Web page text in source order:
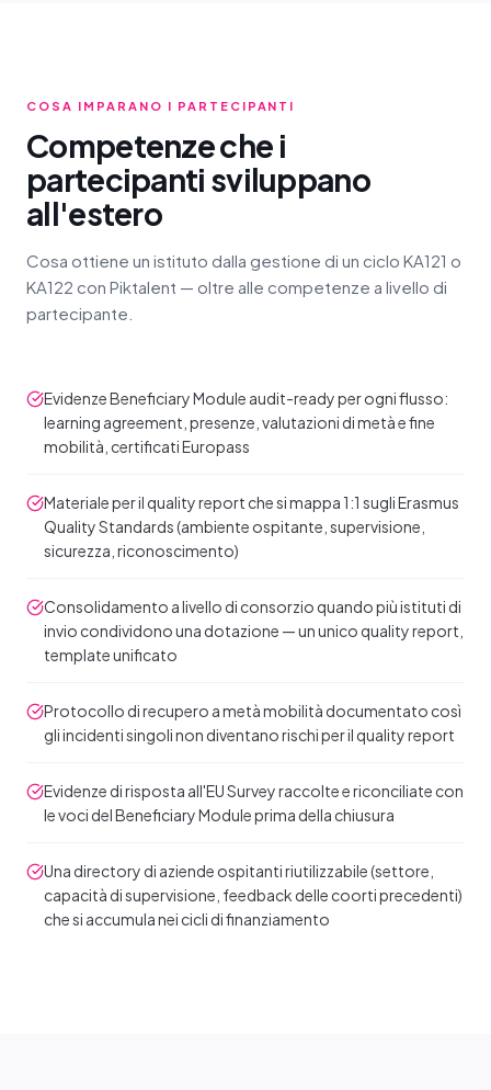
COSA IMPARANO I PARTECIPANTI
Competenze che i
partecipanti sviluppano
all'estero
Cosa ottiene un istituto dalla gestione di un ciclo KA121 o
KA122 con Piktalent — oltre alle competenze a livello di
partecipante.
Evidenze Beneficiary Module audit-ready per ogni flusso:
learning agreement, presenze, valutazioni di metà e fine
mobilità, certificati Europass
Materiale per il quality report che si mappa 1:1 sugli Erasmus
Quality Standards (ambiente ospitante, supervisione,
sicurezza, riconoscimento)
Consolidamento a livello di consorzio quando più istituti di
invio condividono una dotazione — un unico quality report,
template unificato
Protocollo di recupero a metà mobilità documentato così
gli incidenti singoli non diventano rischi per il quality report
Evidenze di risposta all'EU Survey raccolte e riconciliate con
le voci del Beneficiary Module prima della chiusura
Una directory di aziende ospitanti riutilizzabile (settore,
capacità di supervisione, feedback delle coorti precedenti)
che si accumula nei cicli di finanziamento